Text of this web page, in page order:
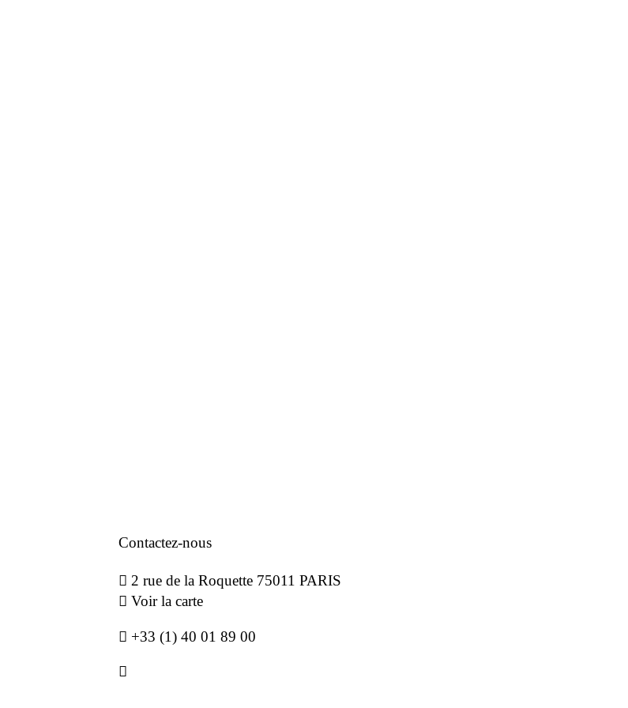
Contactez-nous
2 rue de la Roquette 75011 PARIS
Voir la carte
+33 (1) 40 01 89 00